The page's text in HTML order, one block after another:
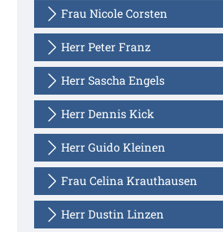
Frau Nicole Corsten
Herr Peter Franz
Herr Sascha Engels
Herr Dennis Kick
Herr Guido Kleinen
Frau Celina Krauthausen
Herr Dustin Linzen